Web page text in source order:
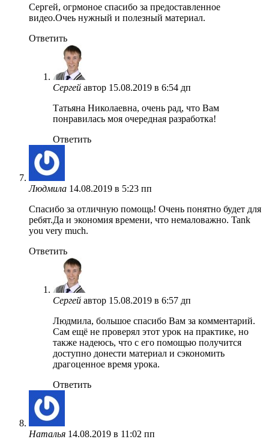
Сергей, огрмоное спасибо за предоставленное
видео.Очеь нужный и полезный материал.
Ответить
Сергей автор 15.08.2019 в 6:54 дп
Татьяна Николаевна, очень рад, что Вам
понравилась моя очередная разработка!
Ответить
Людмила 14.08.2019 в 5:23 пп
Спасибо за отличную помощь! Очень понятно будет для
ребят.Да и экономия времени, что немаловажно. Tank
you very much.
Ответить
Сергей автор 15.08.2019 в 6:57 дп
Людмила, большое спасибо Вам за комментарий.
Сам ещё не проверял этот урок на практике, но
также надеюсь, что с его помощью получится
доступно донести материал и сэкономить
драгоценное время урока.
Ответить
Наталья 14.08.2019 в 11:02 пп